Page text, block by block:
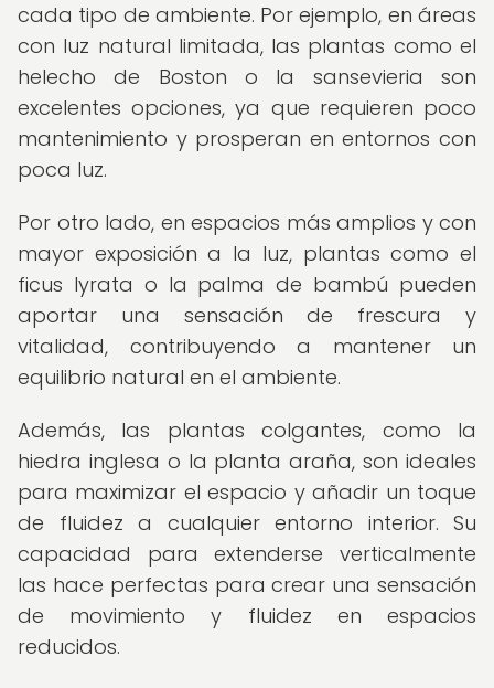
cada tipo de ambiente. Por ejemplo, en áreas
con luz natural limitada, las plantas como el
helecho de Boston o la sansevieria son
excelentes opciones, ya que requieren poco
mantenimiento y prosperan en entornos con
poca luz.
Por otro lado, en espacios más amplios y con
mayor exposición a la luz, plantas como el
ficus lyrata o la palma de bambú pueden
aportar una sensación de frescura y
vitalidad, contribuyendo a mantener un
equilibrio natural en el ambiente.
Además, las plantas colgantes, como la
hiedra inglesa o la planta araña, son ideales
para maximizar el espacio y añadir un toque
de fluidez a cualquier entorno interior. Su
capacidad para extenderse verticalmente
las hace perfectas para crear una sensación
de movimiento y fluidez en espacios
reducidos.